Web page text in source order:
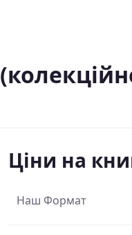
Ціни на
Наш Формат